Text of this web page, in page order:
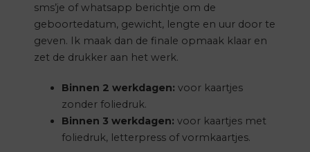
sms’je of whatsapp berichtje om de
geboortedatum, gewicht, lengte en uur door te
geven. Ik maak dan de finale opmaak klaar en
zet de drukker aan het werk.
Binnen 2 werkdagen: voor kaartjes
zonder foliedruk.
Binnen 3 werkdagen: voor kaartjes met
foliedruk, letterpress of vormkaartjes.